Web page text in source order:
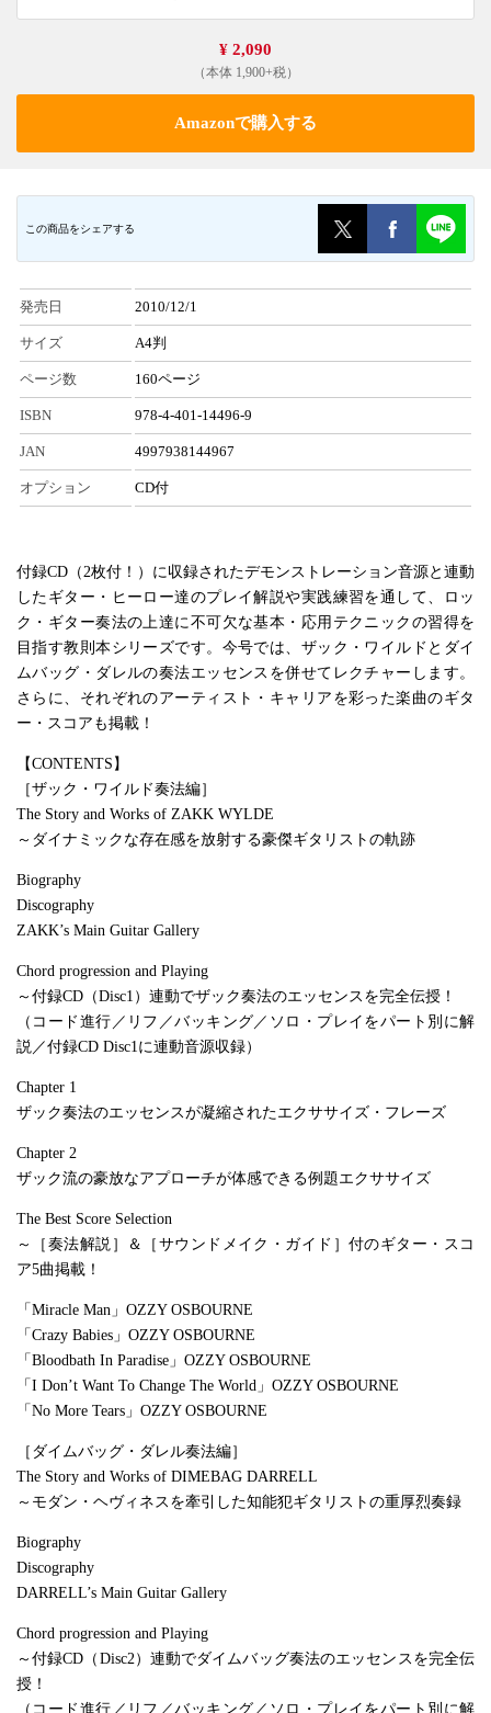
¥ 2,090
（本体 1,900+税）
Amazonで購入する
この商品をシェアする
発売日 2010/12/1
サイズ A4判
ページ数 160ページ
ISBN 978-4-401-14496-9
JAN 4997938144967
オプション CD付
付録CD（2枚付！）に収録されたデモンストレーション音源と連動
したギター・ヒーロー達のプレイ解説や実践練習を通して、ロッ
ク・ギター奏法の上達に不可欠な基本・応用テクニックの習得を
目指す教則本シリーズです。今号では、ザック・ワイルドとダイ
ムバッグ・ダレルの奏法エッセンスを併せてレクチャーします。
さらに、それぞれのアーティスト・キャリアを彩った楽曲のギタ
ー・スコアも掲載！
【CONTENTS】
［ザック・ワイルド奏法編］
The Story and Works of ZAKK WYLDE
～ダイナミックな存在感を放射する豪傑ギタリストの軌跡
Biography
Discography
ZAKK’s Main Guitar Gallery
Chord progression and Playing
～付録CD（Disc1）連動でザック奏法のエッセンスを完全伝授！
（コード進行／リフ／バッキング／ソロ・プレイをパート別に解
説／付録CD Disc1に連動音源収録）
Chapter 1
ザック奏法のエッセンスが凝縮されたエクササイズ・フレーズ
Chapter 2
ザック流の豪放なアプローチが体感できる例題エクササイズ
The Best Score Selection
～［奏法解説］＆［サウンドメイク・ガイド］付のギター・スコ
ア5曲掲載！
「Miracle Man」OZZY OSBOURNE
「Crazy Babies」OZZY OSBOURNE
「Bloodbath In Paradise」OZZY OSBOURNE
「I Don’t Want To Change The World」OZZY OSBOURNE
「No More Tears」OZZY OSBOURNE
［ダイムバッグ・ダレル奏法編］
The Story and Works of DIMEBAG DARRELL
～モダン・ヘヴィネスを牽引した知能犯ギタリストの重厚烈奏録
Biography
Discography
DARRELL’s Main Guitar Gallery
Chord progression and Playing
～付録CD（Disc2）連動でダイムバッグ奏法のエッセンスを完全伝
授！
（コード進行／リフ／バッキング／ソロ・プレイをパート別に解